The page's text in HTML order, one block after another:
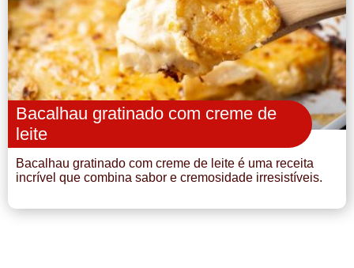
Bacalhau gratinado com creme de
leite
Bacalhau gratinado com creme de leite é uma receita
incrível que combina sabor e cremosidade irresistíveis.